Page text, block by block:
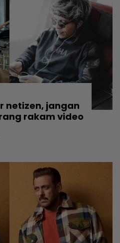
netizen, jangan
rakam video